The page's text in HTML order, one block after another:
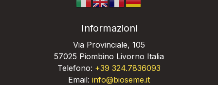
Informazioni
Via Provinciale, 105
57025 Piombino Livorno Italia
Telefono: +39 324.7836093
Email: info@bioseme.it